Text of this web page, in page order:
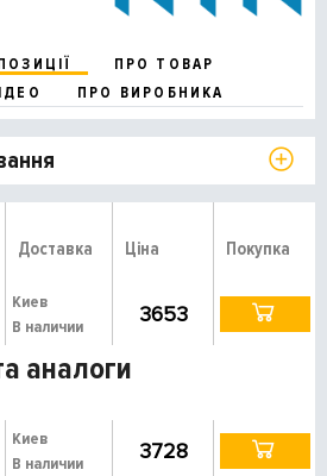
ПРО ТОВАР
ПРО ВИРОБНИКА
Доставка Ціна Покупка
Киев
В наличии
3653
аналоги
Киев
В наличии
3728